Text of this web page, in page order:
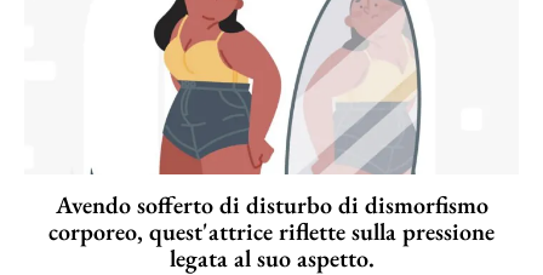
Avendo sofferto di disturbo di dismorfismo
corporeo, quest'attrice riflette sulla pressione
legata al suo aspetto.